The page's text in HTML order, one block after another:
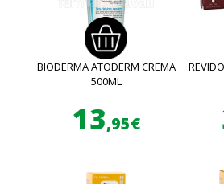
BIODERMA ATODERM CREMA
500ML
13,95€